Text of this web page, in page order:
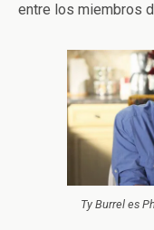
entre los miembros
Ty Burrel es